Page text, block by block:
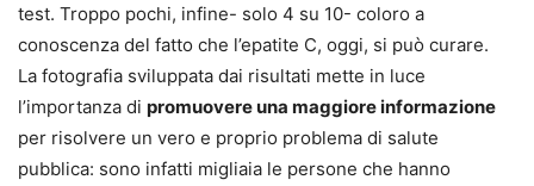
test. Troppo pochi, infine- solo 4 su 10- coloro a
conoscenza del fatto che l’epatite C, oggi, si può curare.
La fotografia sviluppata dai risultati mette in luce
l’importanza di promuovere una maggiore informazione
per risolvere un vero e proprio problema di salute
pubblica: sono infatti migliaia le persone che hanno